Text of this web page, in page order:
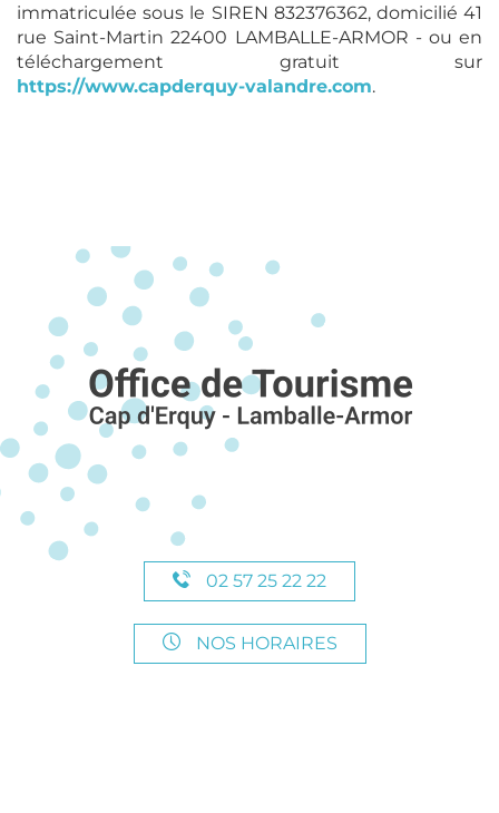
immatriculée sous le SIREN 832376362, domicilié 41
rue Saint-Martin 22400 LAMBALLE-ARMOR - ou en
téléchargement gratuit sur
https://www.capderquy-valandre.com.
02 57 25 22 22
NOS HORAIRES